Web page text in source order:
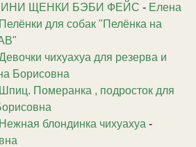
ЩЕНКИ БЭБИ ФЕЙС - Елена
Пелёнки для собак "Пелёнка на
чихуахуа для резерва и
Борисовна
Шпиц. Померанка , подросток для
Нежная блондинка чихуахуа -